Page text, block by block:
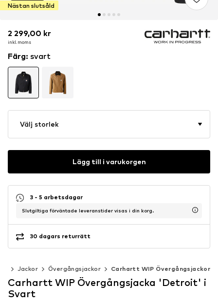
Nästan slutsåld
2 299,00 kr
inkl. moms
2 299,00 kr
inkl. moms
Färg: svart
Välj storlek
Lägg till i varukorgen
3 - 5 arbetsdagar
Slutgiltiga förväntade leveranstider visas i din korg.
30 dagars returrätt
Jackor Övergångsjackor Carhartt WIP Övergångsjackor
Carhartt WIP Övergångsjacka 'Detroit' i
Svart